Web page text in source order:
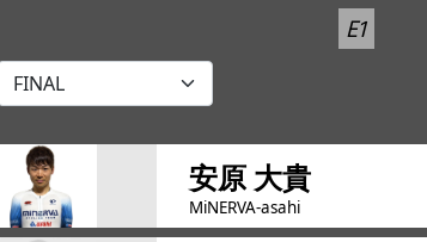
E1
安原 大貴
MiNERVA-asahi